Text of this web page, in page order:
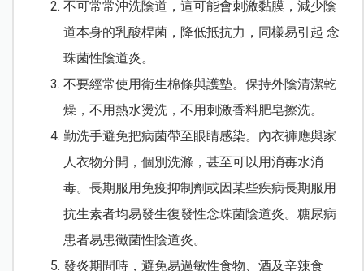
不可常常沖洗陰道，這可能會刺激黏膜，減少陰
道本身的乳酸桿菌，降低抵抗力，同樣易引起 念
珠菌性陰道炎。
不要經常使用衛生棉條與護墊。保持外陰清潔乾
燥，不用熱水燙洗，不用刺激香料肥皂擦洗。
勤洗手避免把病菌帶至眼睛感染。內衣褲應與家
人衣物分開，個別洗滌，甚至可以用消毐水消
毒。長期服用免疫抑制劑或因某些疾病長期服用
抗生素者均易發生復發性念珠菌陰道炎。糖尿病
患者易患黴菌性陰道炎。
發炎期間時，避免易過敏性食物、酒及辛辣食